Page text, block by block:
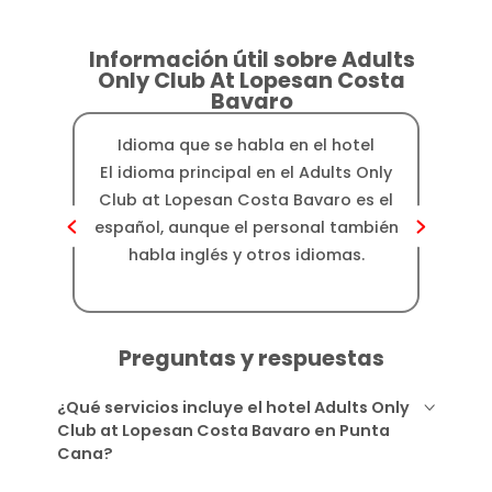
Información útil sobre Adults
Only Club At Lopesan Costa
Bavaro
Idioma que se habla en el hotel
El idioma principal en el Adults Only
Club at Lopesan Costa Bavaro es el
español, aunque el personal también
habla inglés y otros idiomas.
Preguntas y respuestas
¿Qué servicios incluye el hotel Adults Only
Club at Lopesan Costa Bavaro en Punta
Cana?